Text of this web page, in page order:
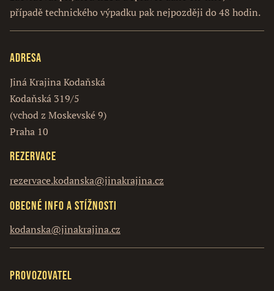
případě technického výpadku pak nejpozději do 48 hodin.
Adresa
Jiná Krajina Kodaňská
Kodaňská 319/5
(vchod z Moskevské 9)
Praha 10
Rezervace
rezervace.kodanska@jinakrajina.cz
Obecné info a stížnosti
kodanska@jinakrajina.cz
Provozovatel